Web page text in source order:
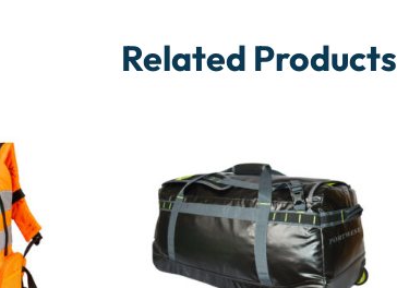
Related Products